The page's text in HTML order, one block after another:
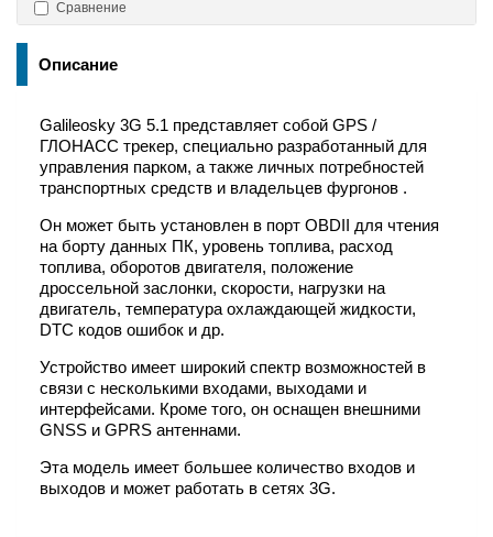
Сравнение
Описание
Galileosky 3G 5.1 представляет собой GPS /
ГЛОНАСС трекер, специально разработанный для
управления парком, а также личных потребностей
транспортных средств и владельцев фургонов .
Он может быть установлен в порт OBDII для чтения
на борту данных ПК, уровень топлива, расход
топлива, оборотов двигателя, положение
дроссельной заслонки, скорости, нагрузки на
двигатель, температура охлаждающей жидкости,
DTC кодов ошибок и др.
Устройство имеет широкий спектр возможностей в
связи с несколькими входами, выходами и
интерфейсами. Кроме того, он оснащен внешними
GNSS и GPRS антеннами.
Эта модель имеет большее количество входов и
выходов и может работать в сетях 3G.